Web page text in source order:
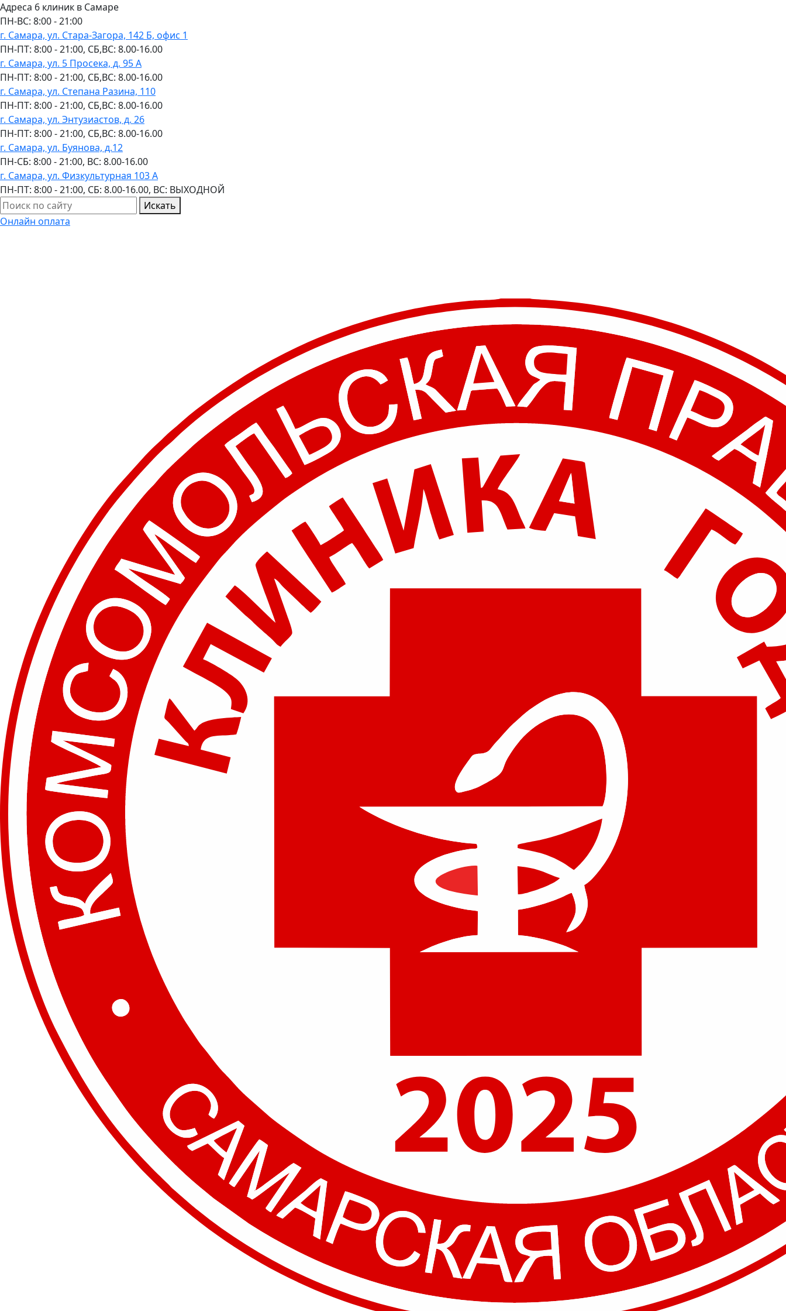
Адреса 6 клиник в Самаре
ПН-ВC: 8:00 - 21:00
г. Самара, ул. Стара-Загора, 142 Б, офис 1
ПН-ПТ: 8:00 - 21:00, СБ,ВС: 8.00-16.00
г. Самара, ул. 5 Просека, д. 95 А
ПН-ПТ: 8:00 - 21:00, СБ,ВС: 8.00-16.00
г. Самара, ул. Степана Разина, 110
ПН-ПТ: 8:00 - 21:00, СБ,ВС: 8.00-16.00
г. Самара, ул. Энтузиастов, д. 26
ПН-ПТ: 8:00 - 21:00, СБ,ВС: 8.00-16.00
г. Самара, ул. Буянова, д.12
ПН-СБ: 8:00 - 21:00, ВС: 8.00-16.00
г. Самара, ул. Физкультурная 103 А
ПН-ПТ: 8:00 - 21:00, СБ: 8.00-16.00, ВС: ВЫХОДНОЙ
Искать
Онлайн оплата